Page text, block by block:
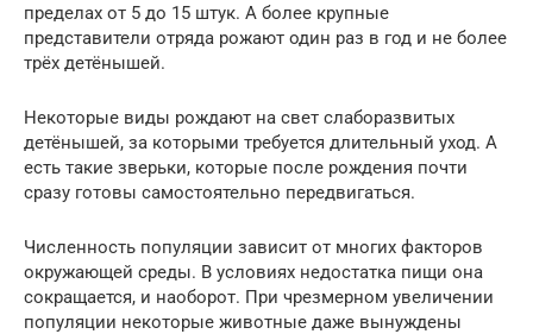
пределах от 5 до 15 штук. А более крупные
представители отряда рожают один раз в год и не более
трёх детёнышей.
Некоторые виды рождают на свет слаборазвитых
детёнышей, за которыми требуется длительный уход. А
есть такие зверьки, которые после рождения почти
сразу готовы самостоятельно передвигаться.
Численность популяции зависит от многих факторов
окружающей среды. В условиях недостатка пищи она
сокращается, и наоборот. При чрезмерном увеличении
популяции некоторые животные даже вынуждены